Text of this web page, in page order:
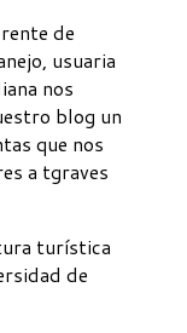
de
usuaria
nos
blog un
que nos
a tgraves
turística
de